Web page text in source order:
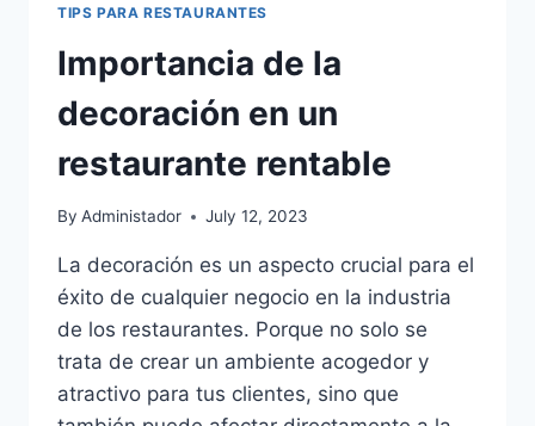
TIPS PARA RESTAURANTES
Importancia de la
decoración en un
restaurante rentable
By Administador July 12, 2023
La decoración es un aspecto crucial para el
éxito de cualquier negocio en la industria
de los restaurantes. Porque no solo se
trata de crear un ambiente acogedor y
atractivo para tus clientes, sino que